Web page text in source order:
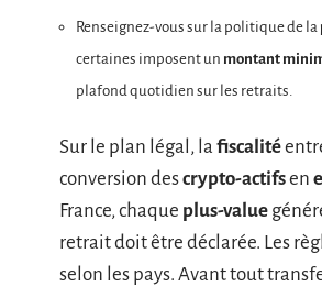
Renseignez-vous sur la politique de la
certaines imposent un montant
plafond quotidien sur les retraits.
Sur le plan légal, la fiscalité
conversion descrypto-actifsen
France, chaque plus-value
retrait doit être déclarée. Les
selon les pays. Avant tout